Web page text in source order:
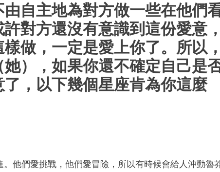
自主地為對方做一些在他們
對方還沒有意識到這份愛意，
做，一定是愛上你了。所以，
），如果你還不確定自己是
，以下幾個星座肯為你這麼
他們愛挑戰，他們愛冒險，所以有時候會給人沖動魯